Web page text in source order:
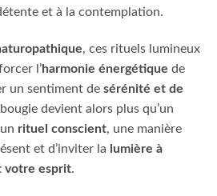
et à la contemplation.
, ces rituels lumineux
l’harmonie énergétique de
un sentiment de sérénité et de
devient alors plus qu’un
rituel conscient, une manière
et d’inviter la
lumière à
votre esprit.